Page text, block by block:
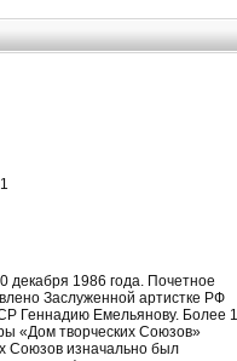
декабря 1986 года. Почетное
Заслуженной артистке РФ
Геннадию Емельянову. Более
«Дом творческих Союзов»
Союзов изначально был